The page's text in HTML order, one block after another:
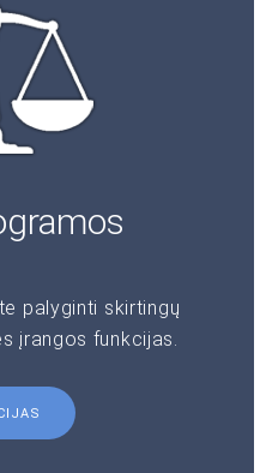
palyginti skirtingų
įrangos funkcijas.